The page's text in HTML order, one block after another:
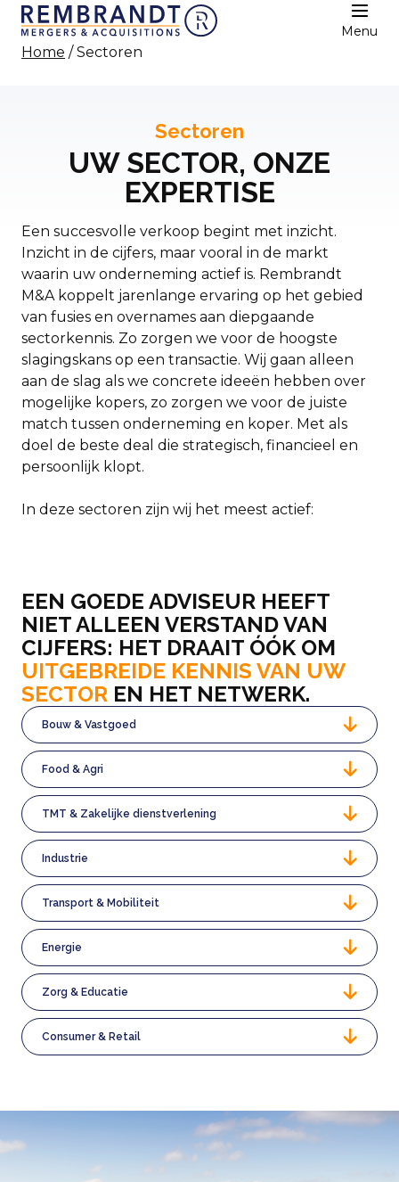
Menu
Home / Sectoren
Sectoren
UW SECTOR, ONZE
EXPERTISE
Een succesvolle verkoop begint met inzicht.
Inzicht in de cijfers, maar vooral in de markt
waarin uw onderneming actief is. Rembrandt
M&A koppelt jarenlange ervaring op het gebied
van fusies en overnames aan diepgaande
sectorkennis. Zo zorgen we voor de hoogste
slagingskans op een transactie. Wij gaan alleen
aan de slag als we concrete ideeën hebben over
mogelijke kopers, zo zorgen we voor de juiste
match tussen onderneming en koper. Met als
doel de beste deal die strategisch, financieel en
persoonlijk klopt.
In deze sectoren zijn wij het meest actief:
EEN GOEDE ADVISEUR HEEFT
NIET ALLEEN VERSTAND VAN
CIJFERS: HET DRAAIT ÓÓK OM
UITGEBREIDE KENNIS VAN UW
SECTOR EN HET NETWERK.
Bouw & Vastgoed
Food & Agri
TMT & Zakelijke dienstverlening
Industrie
Transport & Mobiliteit
Energie
Zorg & Educatie
Consumer & Retail